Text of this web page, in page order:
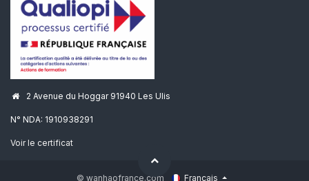
2 Avenue du Hoggar 91940 Les Ulis
N° NDA: 1910938291
Voir le certificat
© wanhaofrance.com Français